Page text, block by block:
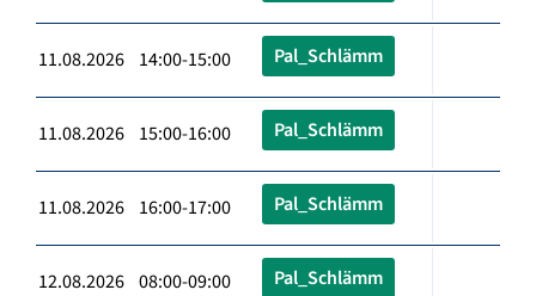
11.08.2026 14:00-15:00 Pal_Schlämm
11.08.2026 15:00-16:00 Pal_Schlämm
11.08.2026 16:00-17:00 Pal_Schlämm
12.08.2026 08:00-09:00 Pal_Schlämm